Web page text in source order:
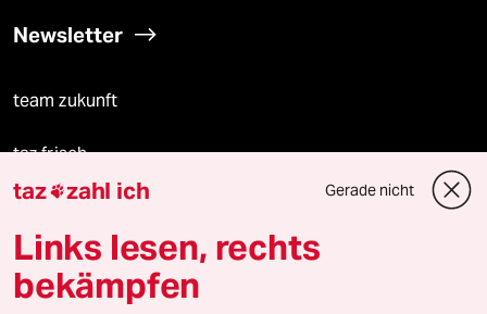
Newsletter
team zukunft
taz frisch
taz lab Infobrief
taz zahl ich Gerade nicht
Links lesen, rechts
bekämpfen